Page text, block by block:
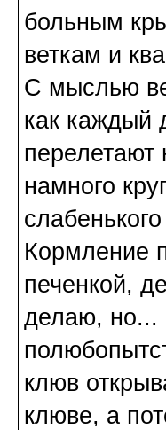
больным
веткам и
С мыслью
как каждый
перелетают
намного
Кормление
печенкой,
делаю, но...
клюв
клюве, а